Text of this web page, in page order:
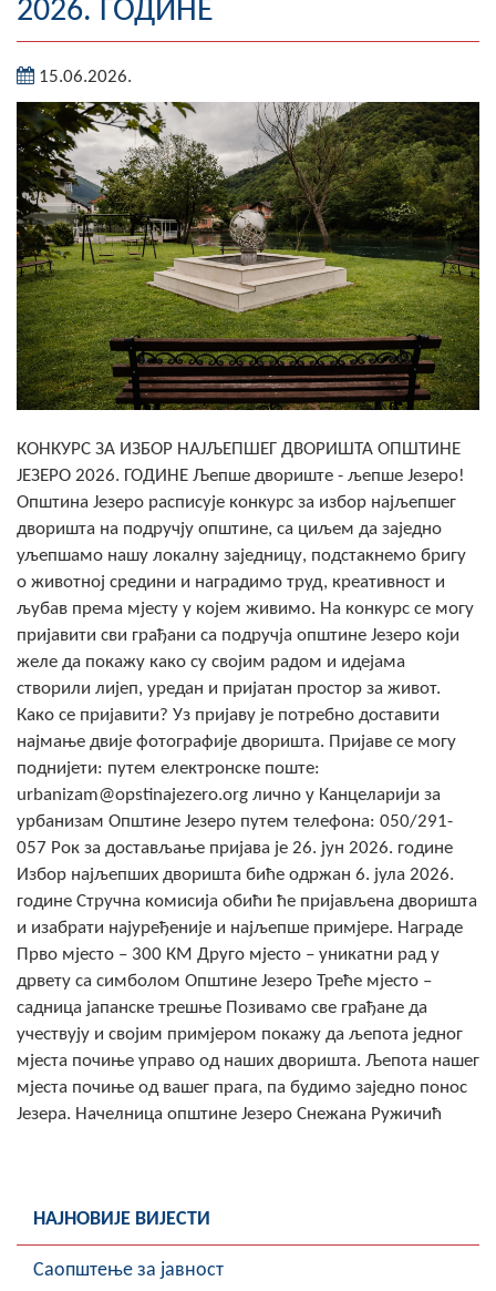
Занимљивости
Фотогалерија
НАЧЕЛНИК
О Начелнику
Замјеник начелника
Извјештај о раду начелника
СКУПШТИНА
Статут Општине
Састав Скупштине
Службени Гласници
ОПШТИНСКА УПРАВА
ИНФО
Вијести
Активности
Јавни позиви
Обавјештења
Заштита од пожара
COVID 19
Геоистраживања
ФИНАНСИЈЕ
ПРИВРЕДА
Пољопривреда
ЦИВИЛНА ЗАШТИТА
2026. ГОДИНЕ
15.06.2026.
КОНКУРС ЗА ИЗБОР НАЈЉЕПШЕГ ДВОРИШТА ОПШТИНЕ
ЈЕЗЕРО 2026. ГОДИНЕ Љепше двориште - љепше Језеро!
Општина Језеро расписује конкурс за избор најљепшег
дворишта на подручју општине, са циљем да заједно
уљепшамо нашу локалну заједницу, подстакнемо бригу
о животној средини и наградимо труд, креативност и
љубав према мјесту у којем живимо. На конкурс се могу
пријавити сви грађани са подручја општине Језеро који
желе да покажу како су својим радом и идејама
створили лијеп, уредан и пријатан простор за живот.
Како се пријавити? Уз пријаву је потребно доставити
најмање двије фотографије дворишта. Пријаве се могу
поднијети: путем електронске поште:
urbanizam@opstinajezero.org лично у Канцеларији за
урбанизам Општине Језеро путем телефона: 050/291-
057 Рок за достављање пријава је 26. јун 2026. године
Избор најљепших дворишта биће одржан 6. јула 2026.
године Стручна комисија обићи ће пријављена дворишта
и изабрати најуређеније и најљепше примјере. Награде
Прво мјесто – 300 КМ Друго мјесто – уникатни рад у
дрвету са симболом Општине Језеро Треће мјесто –
садница јапанске трешње Позивамо све грађане да
учествују и својим примјером покажу да љепота једног
мјеста почиње управо од наших дворишта. Љепота нашег
мјеста почиње од вашег прага, па будимо заједно понос
Језера. Начелница општине Језеро Снежана Ружичић
НАЈНОВИЈЕ ВИЈЕСТИ
Саопштење за јавност